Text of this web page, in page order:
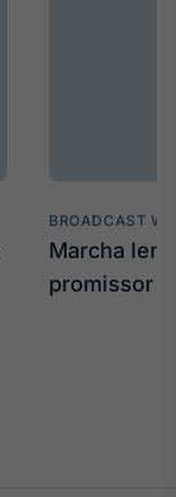
BROADCAST
Marcha
promissor